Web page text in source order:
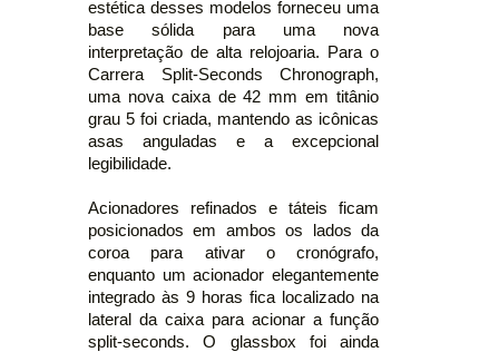
estética desses modelos forneceu uma
base sólida para uma nova
interpretação de alta relojoaria. Para o
Carrera Split-Seconds Chronograph,
uma nova caixa de 42 mm em titânio
grau 5 foi criada, mantendo as icônicas
asas anguladas e a excepcional
legibilidade.
Acionadores refinados e táteis ficam
posicionados em ambos os lados da
coroa para ativar o cronógrafo,
enquanto um acionador elegantemente
integrado às 9 horas fica localizado na
lateral da caixa para acionar a função
split-seconds. O glassbox foi ainda